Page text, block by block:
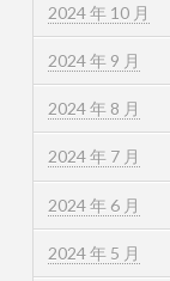
2024 年 10 月
2024 年 9 月
2024 年 8 月
2024 年 7 月
2024 年 6 月
2024 年 5 月